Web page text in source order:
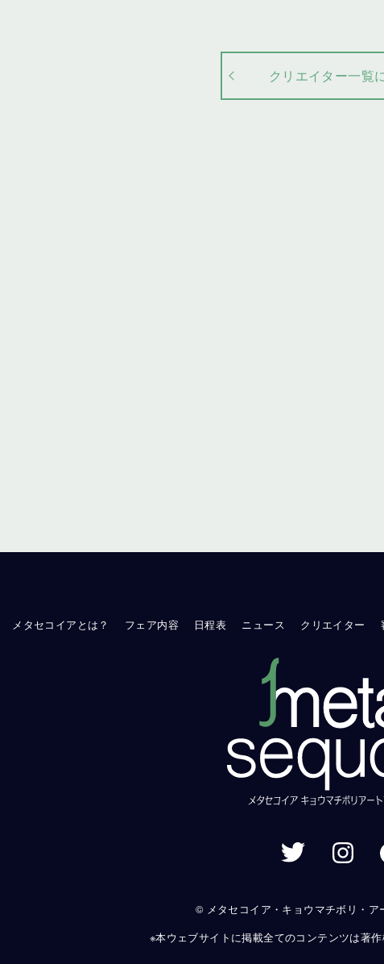
クリエイター一覧
メタセコイアとは？ フェア内容 日程表 ニュース クリエイター
© メタセコイア・キョウマチボリ・ア
※本ウェブサイトに掲載全てのコンテンツは著作